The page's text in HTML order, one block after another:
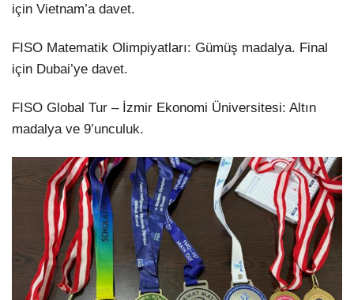
için Vietnam’a davet.
FISO Matematik Olimpiyatları: Gümüş madalya. Final
için Dubai’ye davet.
FISO Global Tur – İzmir Ekonomi Üniversitesi: Altın
madalya ve 9’unculuk.